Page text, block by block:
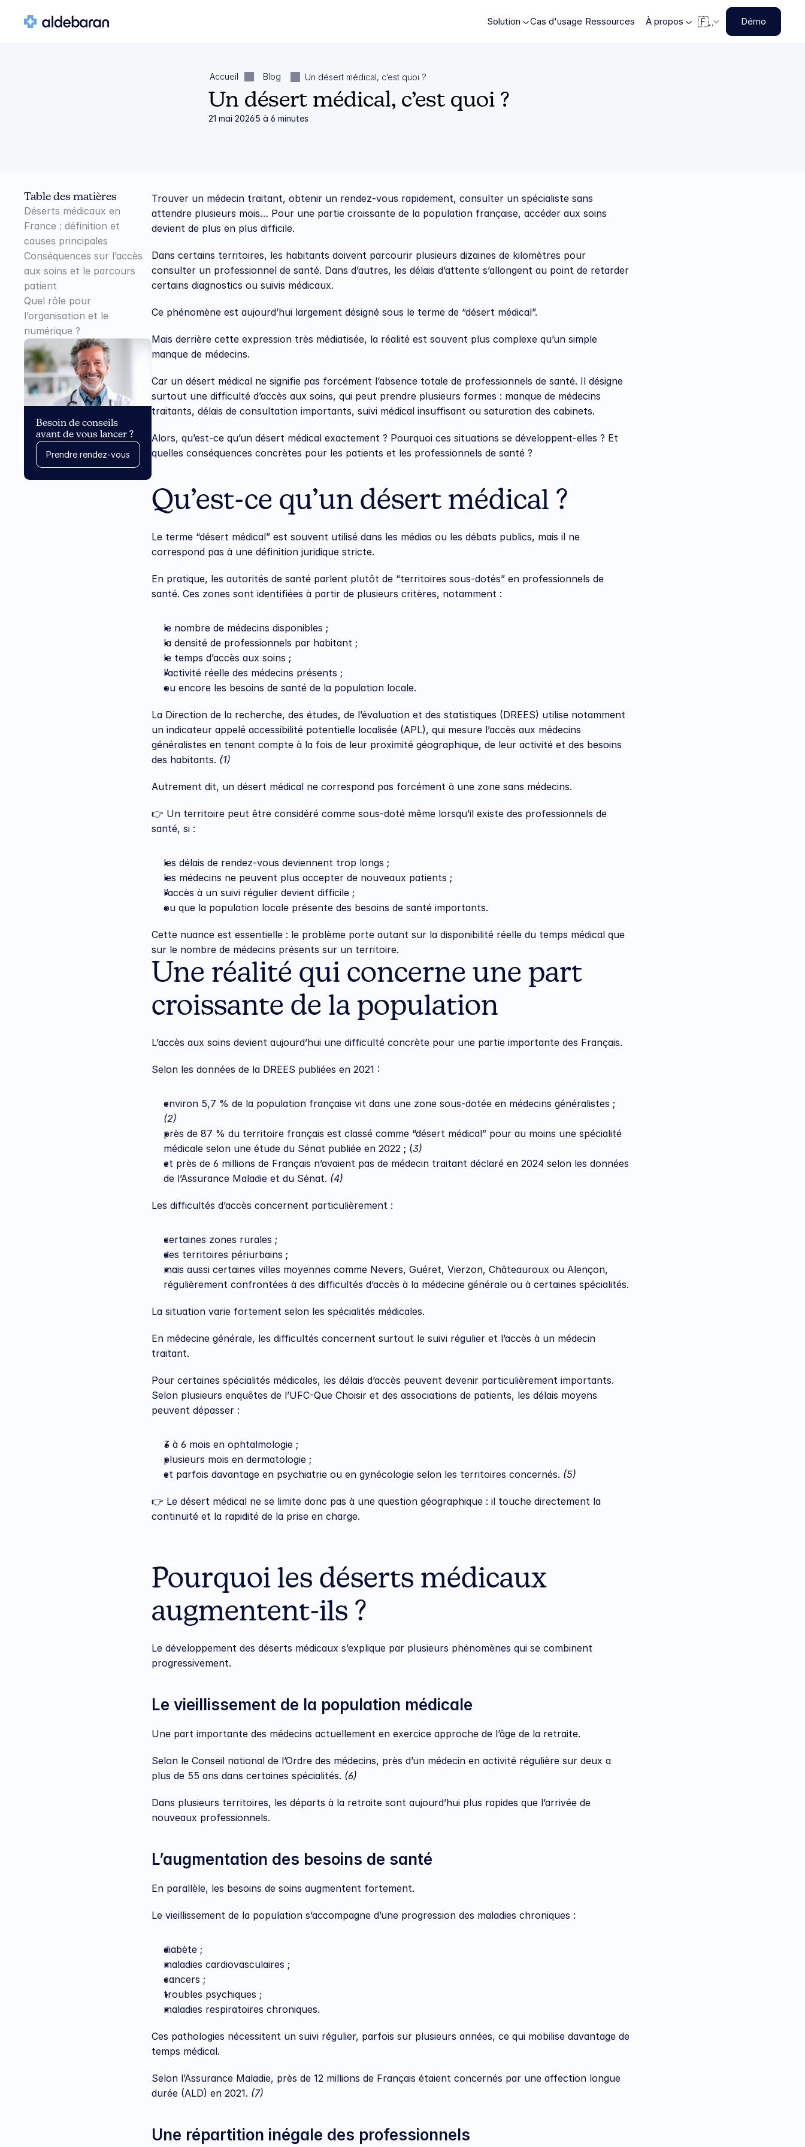
Solution Cas d'usage Ressources À propos
Select Language
🇫🇷 Démo
Accueil Blog Un désert médical, c’est quoi ?
Un désert médical, c’est quoi ?
21 mai 20265 à 6 minutes
Table des matières
Déserts médicaux en
France : définition et
causes principales
Conséquences sur l’accès
aux soins et le parcours
patient
Quel rôle pour
l’organisation et le
numérique ?
Besoin de conseils
avant de vous lancer ?
Prendre rendez-vous
Trouver un médecin traitant, obtenir un rendez-vous rapidement, consulter un spécialiste sans
attendre plusieurs mois… Pour une partie croissante de la population française, accéder aux soins
devient de plus en plus difficile.
Dans certains territoires, les habitants doivent parcourir plusieurs dizaines de kilomètres pour
consulter un professionnel de santé. Dans d’autres, les délais d’attente s’allongent au point de retarder
certains diagnostics ou suivis médicaux.
Ce phénomène est aujourd’hui largement désigné sous le terme de “désert médical”.
Mais derrière cette expression très médiatisée, la réalité est souvent plus complexe qu’un simple
manque de médecins.
Car un désert médical ne signifie pas forcément l’absence totale de professionnels de santé. Il désigne
surtout une difficulté d’accès aux soins, qui peut prendre plusieurs formes : manque de médecins
traitants, délais de consultation importants, suivi médical insuffisant ou saturation des cabinets.
Alors, qu’est-ce qu’un désert médical exactement ? Pourquoi ces situations se développent-elles ? Et
quelles conséquences concrètes pour les patients et les professionnels de santé ?
Qu’est-ce qu’un désert médical ?
Le terme “désert médical” est souvent utilisé dans les médias ou les débats publics, mais il ne
correspond pas à une définition juridique stricte.
En pratique, les autorités de santé parlent plutôt de “territoires sous-dotés” en professionnels de
santé. Ces zones sont identifiées à partir de plusieurs critères, notamment :
le nombre de médecins disponibles ;
la densité de professionnels par habitant ;
le temps d’accès aux soins ;
l’activité réelle des médecins présents ;
ou encore les besoins de santé de la population locale.
La Direction de la recherche, des études, de l’évaluation et des statistiques (DREES) utilise notamment
un indicateur appelé accessibilité potentielle localisée (APL), qui mesure l’accès aux médecins
généralistes en tenant compte à la fois de leur proximité géographique, de leur activité et des besoins
des habitants. (1)
Autrement dit, un désert médical ne correspond pas forcément à une zone sans médecins.
👉 Un territoire peut être considéré comme sous-doté même lorsqu’il existe des professionnels de
santé, si :
les délais de rendez-vous deviennent trop longs ;
les médecins ne peuvent plus accepter de nouveaux patients ;
l’accès à un suivi régulier devient difficile ;
ou que la population locale présente des besoins de santé importants.
Cette nuance est essentielle : le problème porte autant sur la disponibilité réelle du temps médical que
sur le nombre de médecins présents sur un territoire.
Une réalité qui concerne une part
croissante de la population
L’accès aux soins devient aujourd’hui une difficulté concrète pour une partie importante des Français.
Selon les données de la DREES publiées en 2021 :
(2)
près de 87 % du territoire français est classé comme “désert médical” pour au moins une spécialité
médicale selon une étude du Sénat publiée en 2022 ; (3)
et près de 6 millions de Français n’avaient pas de médecin traitant déclaré en 2024 selon les données
de l’Assurance Maladie et du Sénat. (4)
Les difficultés d’accès concernent particulièrement :
certaines zones rurales ;
des territoires périurbains ;
mais aussi certaines villes moyennes comme Nevers, Guéret, Vierzon, Châteauroux ou Alençon,
régulièrement confrontées à des difficultés d’accès à la médecine générale ou à certaines spécialités.
La situation varie fortement selon les spécialités médicales.
En médecine générale, les difficultés concernent surtout le suivi régulier et l’accès à un médecin
traitant.
Pour certaines spécialités médicales, les délais d’accès peuvent devenir particulièrement importants.
Selon plusieurs enquêtes de l’UFC-Que Choisir et des associations de patients, les délais moyens
peuvent dépasser :
3 à 6 mois en ophtalmologie ;
plusieurs mois en dermatologie ;
et parfois davantage en psychiatrie ou en gynécologie selon les territoires concernés. (5)
👉 Le désert médical ne se limite donc pas à une question géographique : il touche directement la
continuité et la rapidité de la prise en charge.
Pourquoi les déserts médicaux
augmentent-ils ?
Le développement des déserts médicaux s’explique par plusieurs phénomènes qui se combinent
progressivement.
Le vieillissement de la population médicale
Une part importante des médecins actuellement en exercice approche de l’âge de la retraite.
Selon le Conseil national de l’Ordre des médecins, près d’un médecin en activité régulière sur deux a
plus de 55 ans dans certaines spécialités. (6)
Dans plusieurs territoires, les départs à la retraite sont aujourd’hui plus rapides que l’arrivée de
nouveaux professionnels.
L’augmentation des besoins de santé
En parallèle, les besoins de soins augmentent fortement.
Le vieillissement de la population s’accompagne d’une progression des maladies chroniques :
diabète ;
maladies cardiovasculaires ;
cancers ;
troubles psychiques ;
maladies respiratoires chroniques.
Ces pathologies nécessitent un suivi régulier, parfois sur plusieurs années, ce qui mobilise davantage de
temps médical.
Selon l’Assurance Maladie, près de 12 millions de Français étaient concernés par une affection longue
durée (ALD) en 2021. (7)
Une répartition inégale des professionnels
Solution Cas d'usage Ressources À propos
Select Language
🇫🇷 Démo